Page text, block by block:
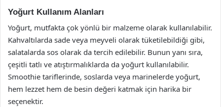
Yoğurt Kullanım Alanları
Yoğurt, mutfakta çok yönlü bir malzeme olarak kullanılabilir.
Kahvaltılarda sade veya meyveli olarak tüketilebildiği gibi,
salatalarda sos olarak da tercih edilebilir. Bunun yanı sıra,
çeşitli tatlı ve atıştırmalıklarda da yoğurt kullanılabilir.
Smoothie tariflerinde, soslarda veya marinelerde yoğurt,
hem lezzet hem de besin değeri katmak için harika bir
seçenektir.